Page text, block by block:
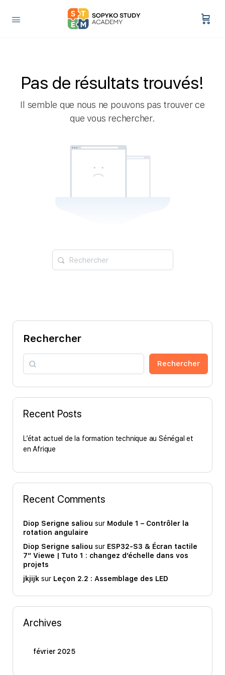
Pas de résultats trouvés!
Il semble que nous ne pouvons pas trouver ce
que vous rechercher.
Recherche
pour:
Rechercher
Rechercher
Recent Posts
L’état actuel de la formation technique au Sénégal et
en Afrique
Recent Comments
Diop Serigne saliou sur Module 1 – Contrôler la
rotation angulaire
Diop Serigne saliou sur ESP32-S3 & Écran tactile
7″ Viewe | Tuto 1 : changez d’échelle dans vos
projets
jkjijk sur Leçon 2.2 : Assemblage des LED
Archives
février 2025